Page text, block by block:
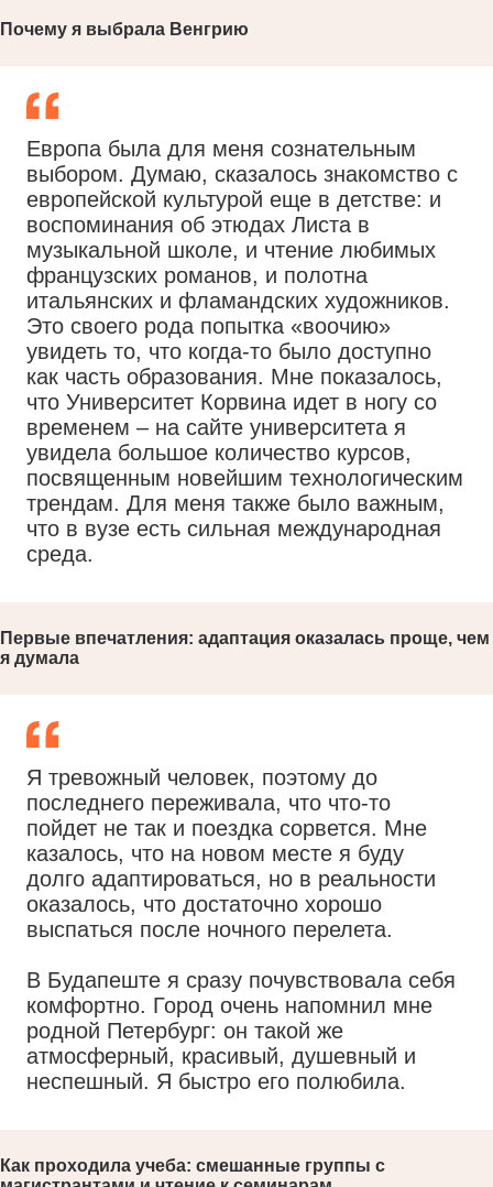
Почему я выбрала Венгрию
Европа была для меня сознательным
выбором. Думаю, сказалось знакомство с
европейской культурой еще в детстве: и
воспоминания об этюдах Листа в
музыкальной школе, и чтение любимых
французских романов, и полотна
итальянских и фламандских художников.
Это своего рода попытка «воочию»
увидеть то, что когда-то было доступно
как часть образования. Мне показалось,
что Университет Корвина идет в ногу со
временем – на сайте университета я
увидела большое количество курсов,
посвященным новейшим технологическим
трендам. Для меня также было важным,
что в вузе есть сильная международная
среда.
Первые впечатления: адаптация оказалась проще, чем
я думала
Я тревожный человек, поэтому до
последнего переживала, что что-то
пойдет не так и поездка сорвется. Мне
казалось, что на новом месте я буду
долго адаптироваться, но в реальности
оказалось, что достаточно хорошо
выспаться после ночного перелета.
В Будапеште я сразу почувствовала себя
комфортно. Город очень напомнил мне
родной Петербург: он такой же
атмосферный, красивый, душевный и
неспешный. Я быстро его полюбила.
Как проходила учеба: смешанные группы с